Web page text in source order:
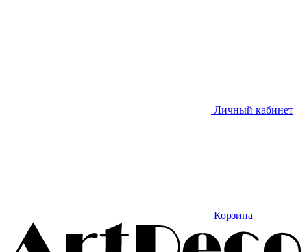
Личный кабинет
Корзина